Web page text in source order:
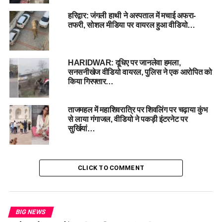
मारपीट के बाद हमलावर युवक को धमकी देते हुए मौके से फरार हो गए। यह
पूरी घटना दुकान में लगेसीसीटीवी कैमरे में कैदहो गई, जिसका वीडियो अब
सामने आया है। इसी फुटेज के आधार पर पुलिस ने मामला दर्ज कर जांच
शुरू कर दी है।
नवी मुंबई में क्रिसमस के मौके पर
विवादित स्टेटस रखने पर बजरंग
दल कार्यकर्ता की पिटाई, दुकान में
घुसकर 8-10 लोगों ने किया
हमला
pic.twitter.com/4MDnnU
Kn6o
— NDTV India (@ndtvindia)
हरिद्वार: जंगली हाथी ने अस्पताल में मचाई अफरा-
तफरी, सोशल मीडिया पर वायरल हुआ वीडियो…
HARIDWAR: दूधिए पर जानलेवा हमला,
सनसनीखेज वीडियो वायरल, पुलिस ने एक आरोपित को
किया गिरफ्तार…
ताजमहल में महाशिवरात्रि पर शिवलिंग पर चढ़ाया कुंभ
से लाया गंगाजल, वीडियो ने पकड़ी इंटरनेट पर
सुर्खियां…
CLICK TO COMMENT
BIG NEWS